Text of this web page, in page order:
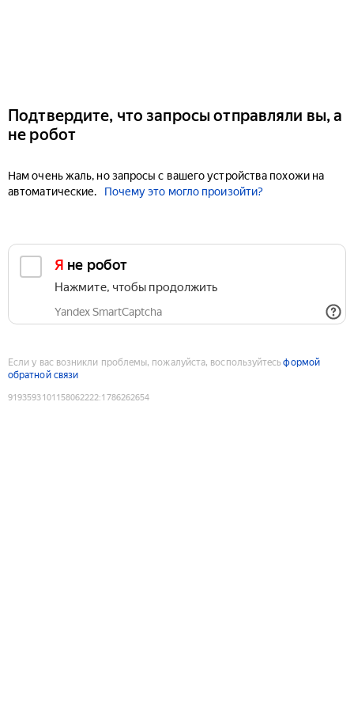
Подтвердите, что запросы отправляли вы, а
не робот
Нам очень жаль, но запросы с вашего устройства похожи на
автоматические.
Почему это могло произойти?
Я не робот
Нажмите, чтобы продолжить
Yandex SmartCaptcha
Если у вас возникли проблемы, пожалуйста, воспользуйтесьформой
обратной связи
9193593101158062222:1786262654